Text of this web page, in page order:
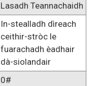
Lasadh Teannachaidh
In-stealladh dìreach
ceithir-stròc le
fuarachadh èadhair
dà-siolandair
0#